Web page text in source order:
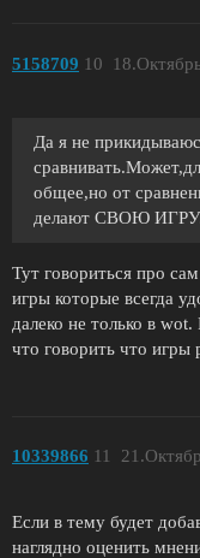
5158709 10
Да я не
общее,но от
делают СВОЮ
Тут говориться про
игры которые всегда
далеко не только в
что говорить что игры
10339866 11
Если в тему будет
наглядно оценить